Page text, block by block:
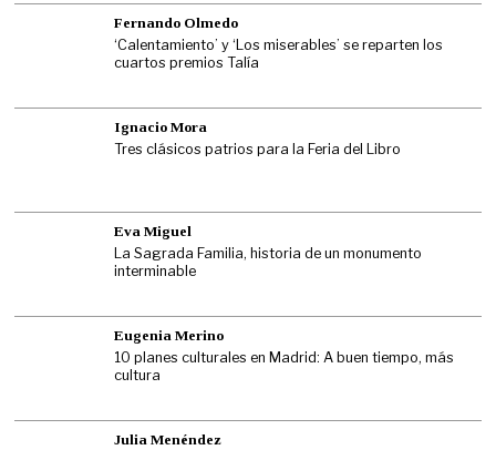
Fernando Olmedo
‘Calentamiento’ y ‘Los miserables’ se reparten los
cuartos premios Talía
Ignacio Mora
Tres clásicos patrios para la Feria del Libro
Eva Miguel
La Sagrada Familia, historia de un monumento
interminable
Eugenia Merino
10 planes culturales en Madrid: A buen tiempo, más
cultura
Julia Menéndez